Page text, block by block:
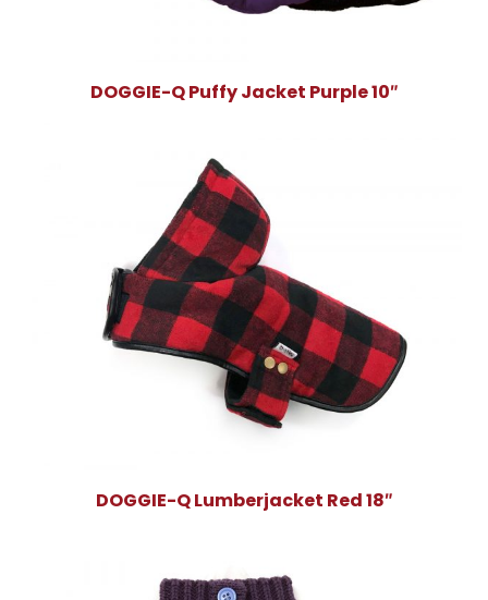
DOGGIE-Q Puffy Jacket Purple 10″
DOGGIE-Q Lumberjacket Red 18″